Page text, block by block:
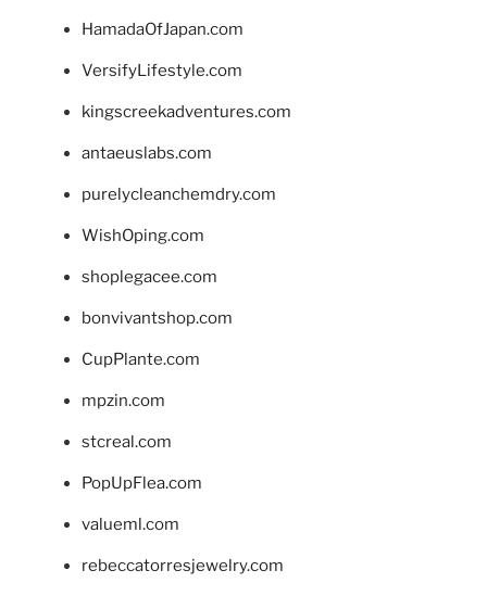
HamadaOfJapan.com
VersifyLifestyle.com
kingscreekadventures.com
antaeuslabs.com
purelycleanchemdry.com
WishOping.com
shoplegacee.com
bonvivantshop.com
CupPlante.com
mpzin.com
stcreal.com
PopUpFlea.com
valueml.com
rebeccatorresjewelry.com